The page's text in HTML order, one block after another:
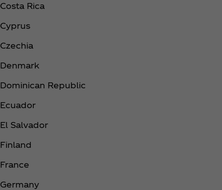
Costa Rica ​
Cyprus ​
Czechia ​
Denmark ​
Dominican Republic ​
Ecuador ​
El Salvador ​
Finland ​
France ​
Germany ​